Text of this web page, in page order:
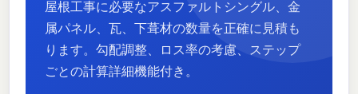
屋根工事に必要なアスファルトシングル、金
属パネル、瓦、下葺材の数量を正確に見積も
ります。勾配調整、ロス率の考慮、ステップ
ごとの計算詳細機能付き。